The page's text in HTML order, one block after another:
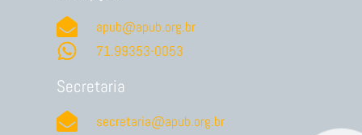
apub@apub.org.br
71.99353-0053
Secretaria
secretaria@apub.org.br